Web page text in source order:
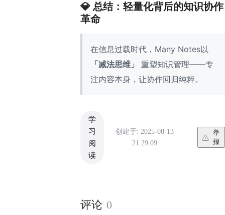
💎 总结：轻量化背后的知识协作
革命
在信息过载时代，Many Notes以
「减法思维」
重塑知识管理——专
注内容本身，让协作回归纯粹。
学
习
阅
读
创建于: 2025-08-13
21:29:09
举
报
评论 0